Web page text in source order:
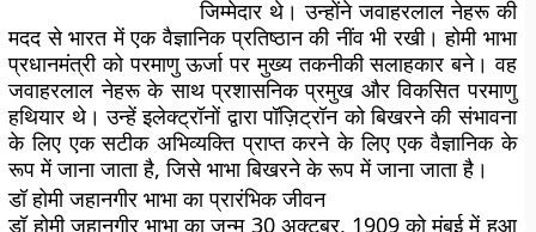
जिम्मेदार थे। उन्होंने जवाहरलाल नेहरू की
मदद से भारत में एक वैज्ञानिक प्रतिष्ठान की नींव भी रखी। होमी भाभा
प्रधानमंत्री को परमाणु ऊर्जा पर मुख्य तकनीकी सलाहकार बने। वह
जवाहरलाल नेहरू के साथ प्रशासनिक प्रमुख और विकसित परमाणु
हथियार थे। उन्हें इलेक्ट्रॉनों द्वारा पॉज़िट्रॉन को बिखरने की संभावना
के लिए एक सटीक अभिव्यक्ति प्राप्त करने के लिए एक वैज्ञानिक के
रूप में जाना जाता है, जिसे भाभा बिखरने के रूप में जाना जाता है।
डॉ होमी जहानगीर भाभा का प्रारंभिक जीवन
डॉ होमी जहानगीर भाभा का जन्म 30 अक्टूबर, 1909 को मुंबई में हुआ